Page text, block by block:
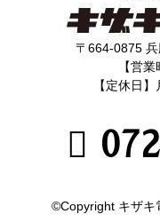
〒664-0875
【営
【定休日
©Copyright キザキ